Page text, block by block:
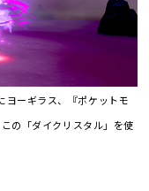
ヨーギラス、『ポケットモ
の「ダイクリスタル」を使